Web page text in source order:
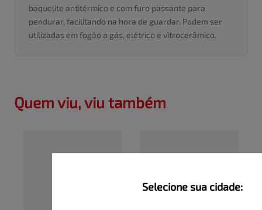
Selecione sua cidade:
baquelite antitérmico e com furo passante para
pendurar, facilitando na hora de guardar. Podem ser
utilizadas em fogão a gás, elétrico e vitrocerâmico.
Quem viu, viu também